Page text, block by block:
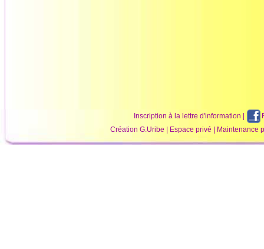
Inscription à la lettre d'information |
CréationG.Uribe | Espace privé | Maintenance